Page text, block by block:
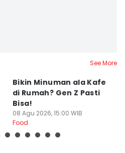
See More
Bikin Minuman ala Kafe
di Rumah? Gen Z Pasti
Bisa!
08 Agu 2026, 15:00 WIB
Food